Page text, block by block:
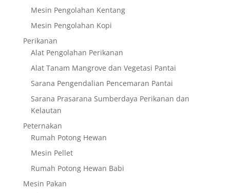
Mesin Pengolahan Kentang
Mesin Pengolahan Kopi
Perikanan
Alat Pengolahan Perikanan
Alat Tanam Mangrove dan Vegetasi Pantai
Sarana Pengendalian Pencemaran Pantai
Sarana Prasarana Sumberdaya Perikanan dan
Kelautan
Peternakan
Rumah Potong Hewan
Mesin Pellet
Rumah Potong Hewan Babi
Mesin Pakan